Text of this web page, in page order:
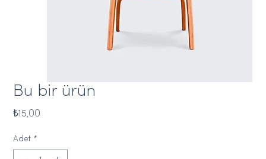
Bu bir ürün
₺15,00
Adet *